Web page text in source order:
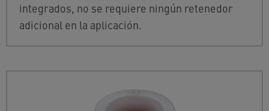
integrados, no se requiere ningún retenedor
adicional en la aplicación.